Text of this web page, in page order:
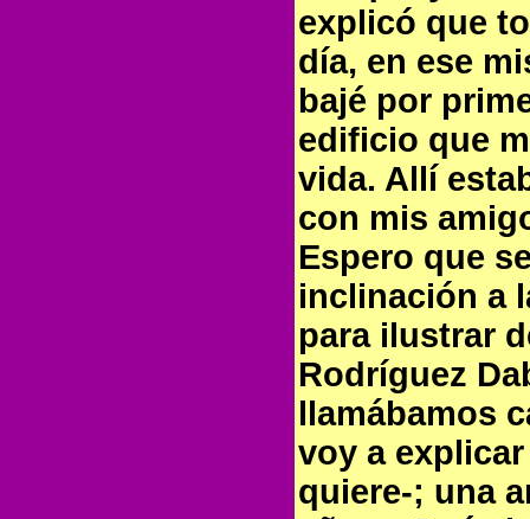
explicó que
día, en ese
bajé por
edificio que
vida. Allí
con mis
Espero que
inclinación a
para ilustrar
Rodríguez
llamábamos
voy a
quiere-; una